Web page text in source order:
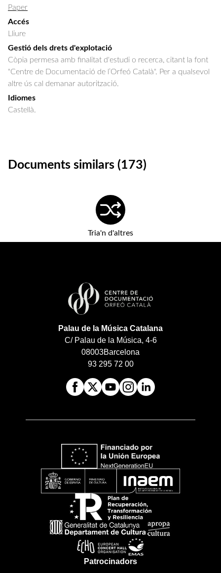
Paper
Accés
Lliure
Gestió dels drets d'explotació
Còpia permesa amb finalitat d'estudi o recerca, citant la font
"Centre de Documentació de l’Orfeó Català". Per a qualsevol
altre ús cal demanar autorització.
Idiomes
Castellà.
Documents similars (173)
Tria'n d'altres
Palau de la Música Catalana
C/ Palau de la Música, 4-6
08003Barcelona
93 295 72 00
Patrocinadors